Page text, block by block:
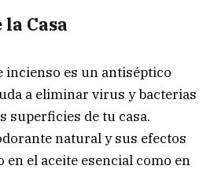
Casa
incienso es un antiséptico
a eliminar virus y bacterias
superficies de tu casa.
natural y sus efectos
el aceite esencial como en